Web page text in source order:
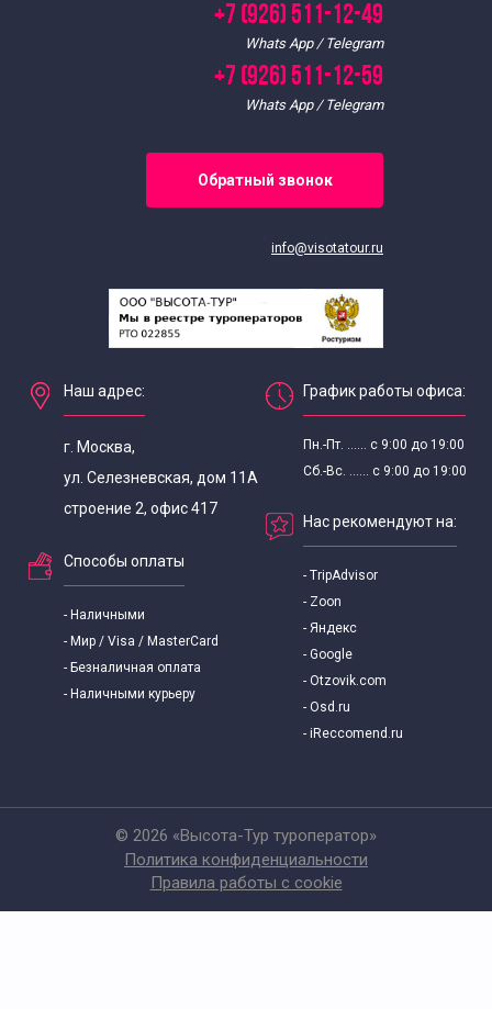
+7 (926) 511-12-49
Whats App / Telegram
+7 (926) 511-12-59
Whats App / Telegram
Обратный звонок
info@visotatour.ru
Наш адрес:
г. Москва,
ул. Селезневская, дом 11А
строение 2, офис 417
Способы оплаты
- Наличными
- Мир / Visa / MasterCard
- Безналичная оплата
- Наличными курьеру
График работы офиса:
Пн.-Пт. ...... с 9:00 до 19:00
Сб.-Вс. ...... с 9:00 до 19:00
Нас рекомендуют на:
- TripAdvisor
- Zoon
- Яндекс
- Google
- Otzovik.com
- Osd.ru
- iReccomend.ru
© 2026 «Высота-Тур туроператор»
Политика конфиденциальности
Правила работы с cookie